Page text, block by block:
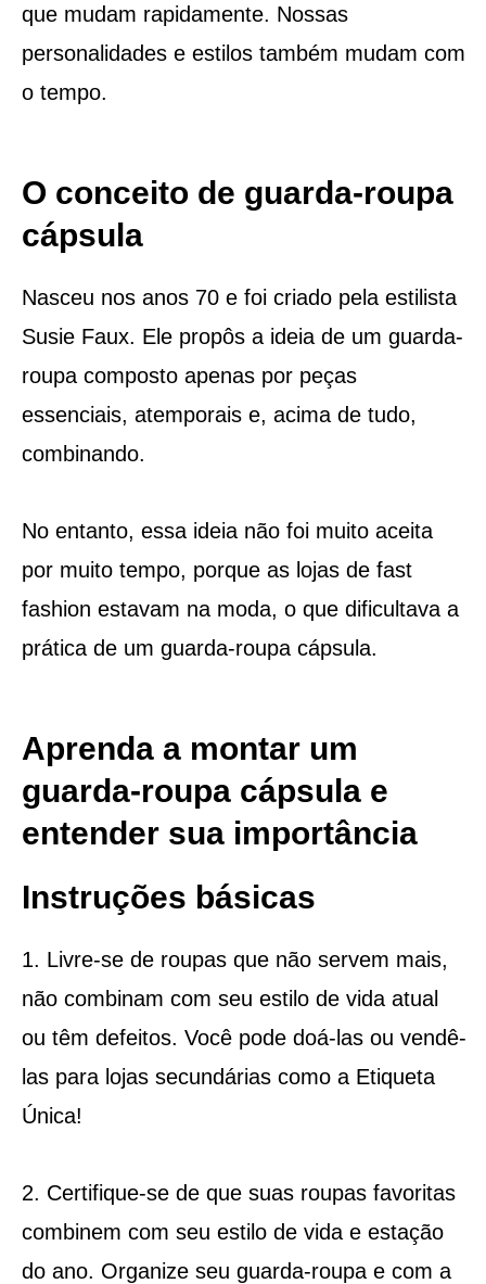
que mudam rapidamente. Nossas
personalidades e estilos também mudam com
o tempo.
O conceito de guarda-roupa
cápsula
Nasceu nos anos 70 e foi criado pela estilista
Susie Faux. Ele propôs a ideia de um guarda-
roupa composto apenas por peças
essenciais, atemporais e, acima de tudo,
combinando.
No entanto, essa ideia não foi muito aceita
por muito tempo, porque as lojas de fast
fashion estavam na moda, o que dificultava a
prática de um guarda-roupa cápsula.
Aprenda a montar um
guarda-roupa cápsula e
entender sua importância
Instruções básicas
1. Livre-se de roupas que não servem mais,
não combinam com seu estilo de vida atual
ou têm defeitos. Você pode doá-las ou vendê-
las para lojas secundárias como a Etiqueta
Única!
2. Certifique-se de que suas roupas favoritas
combinem com seu estilo de vida e estação
do ano. Organize seu guarda-roupa e com a